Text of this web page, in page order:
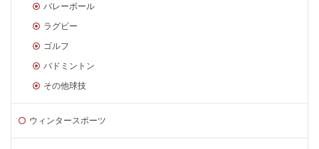
バレーボール
ラグビー
ゴルフ
バドミントン
その他球技
ウィンタースポーツ